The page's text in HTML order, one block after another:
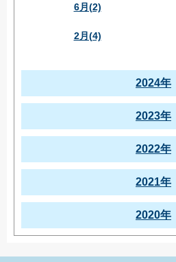
6月(2)
2月(4)
2024年
2023年
2022年
2021年
2020年